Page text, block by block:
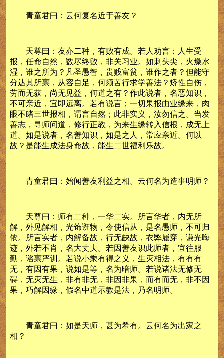
青童君曰：云何复名近于善友？
天尊曰：友亦二种，有败有成。若人劝言：人生受
报，任命自然，数尽终败，非关习业。如刺头尖，火燥水
湿，谁之所为？凡圣愚智，贵贱富贫，谁作之者？但能守
分达其所禀，从容自足，何须苦行求学善法？矫性自伤，
劳而无获，尚无见益，何道之有？作此说者，名恶知识，
不可亲近，宜即远离。若有说言；一切果报由业缘来，肉
眼不睹三世报相，谓言自然；此非实义，汝勿信之。当发
善志，寻师问道，修行正教，为来生缘转入信根，成无上
道。如是说者，名善知识，如是之人，常应亲近。何以
故？是能生成法身命故，能生二世福利乐故。
青童君曰：始闻善友利益之相。云何名为造事明师？
天尊曰：师有二种，一华二实。所言华者，内无所
解，外见解相，光饰诳物，令使信从，是名愚师，不可归
依。所言实者，内解备故，行无缺故，衣弊履穿，谦光晦
迹，外若不肖，名大丈夫。若因善友识此师者，宜往服
勤，谘禀严训。若说小乘有得之义，生灭相法，有有有
无，有因有果，说如是等，名为暗师。若说诸法无修无
碍，无灭无生，非有非无，非因非果，而有而无，非不因
果，巧解因缘，假名中道示教是法，乃名明师。
青童君曰：如是天师，甚为希有。云何名为出家之
相？